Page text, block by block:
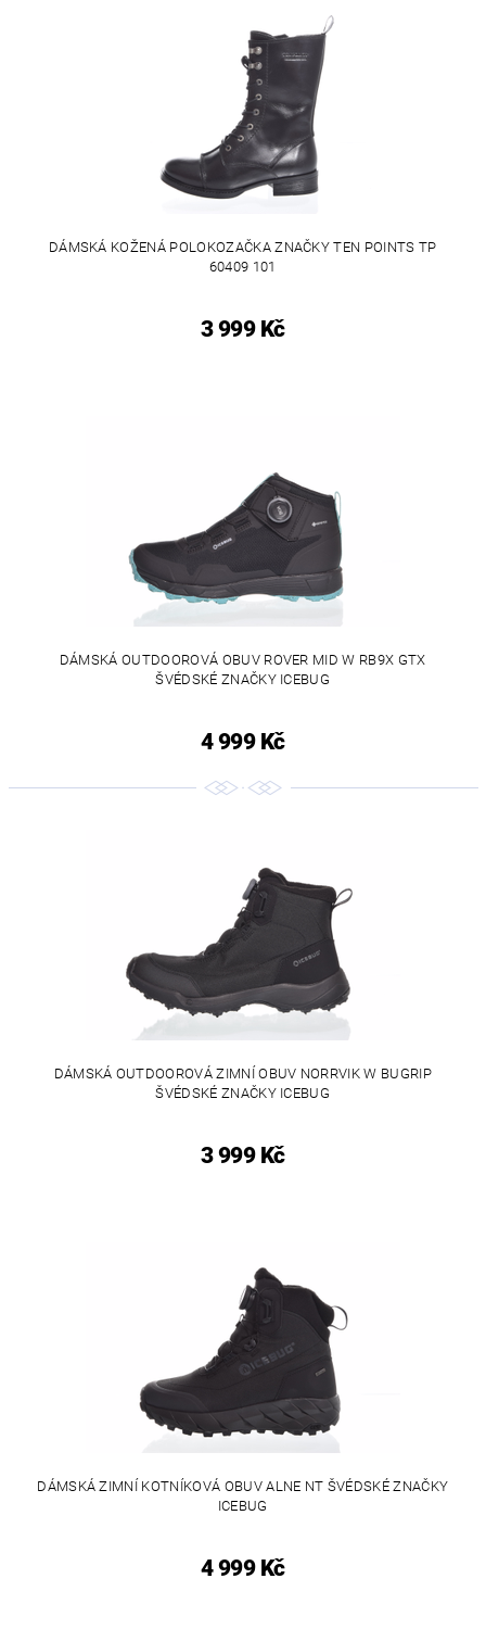
DÁMSKÁ KOŽENÁ POLOKOZAČKA ZNAČKY TEN POINTS TP
60409 101
3 999 Kč
DÁMSKÁ OUTDOOROVÁ OBUV ROVER MID W RB9X GTX
ŠVÉDSKÉ ZNAČKY ICEBUG
4 999 Kč
DÁMSKÁ OUTDOOROVÁ ZIMNÍ OBUV NORRVIK W BUGRIP
ŠVÉDSKÉ ZNAČKY ICEBUG
3 999 Kč
DÁMSKÁ ZIMNÍ KOTNÍKOVÁ OBUV ALNE NT ŠVÉDSKÉ ZNAČKY
ICEBUG
4 999 Kč